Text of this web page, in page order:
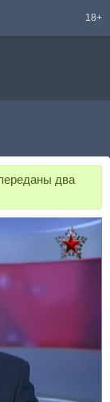
18+
два